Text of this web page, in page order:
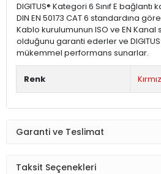
DIGITUS® Kategori 6 Sınıf E bağlantı
DIN EN 50173 CAT 6 standardına
Kablo kurulumunun ISO ve EN
olduğunu garanti ederler ve
mükemmel performans sunarlar.
Renk
Garanti ve Teslimat
Taksit Seçenekleri